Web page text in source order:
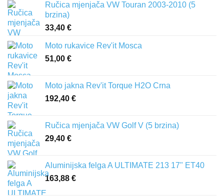
Ručica mjenjača VW Touran 2003-2010 (5
brzina)
33,40 €
Moto rukavice Rev'it Mosca
51,00 €
Moto jakna Rev'it Torque H2O Crna
192,40 €
Ručica mjenjača VW Golf V (5 brzina)
29,40 €
Aluminijska felga A ULTIMATE 213 17" ET40
163,88 €